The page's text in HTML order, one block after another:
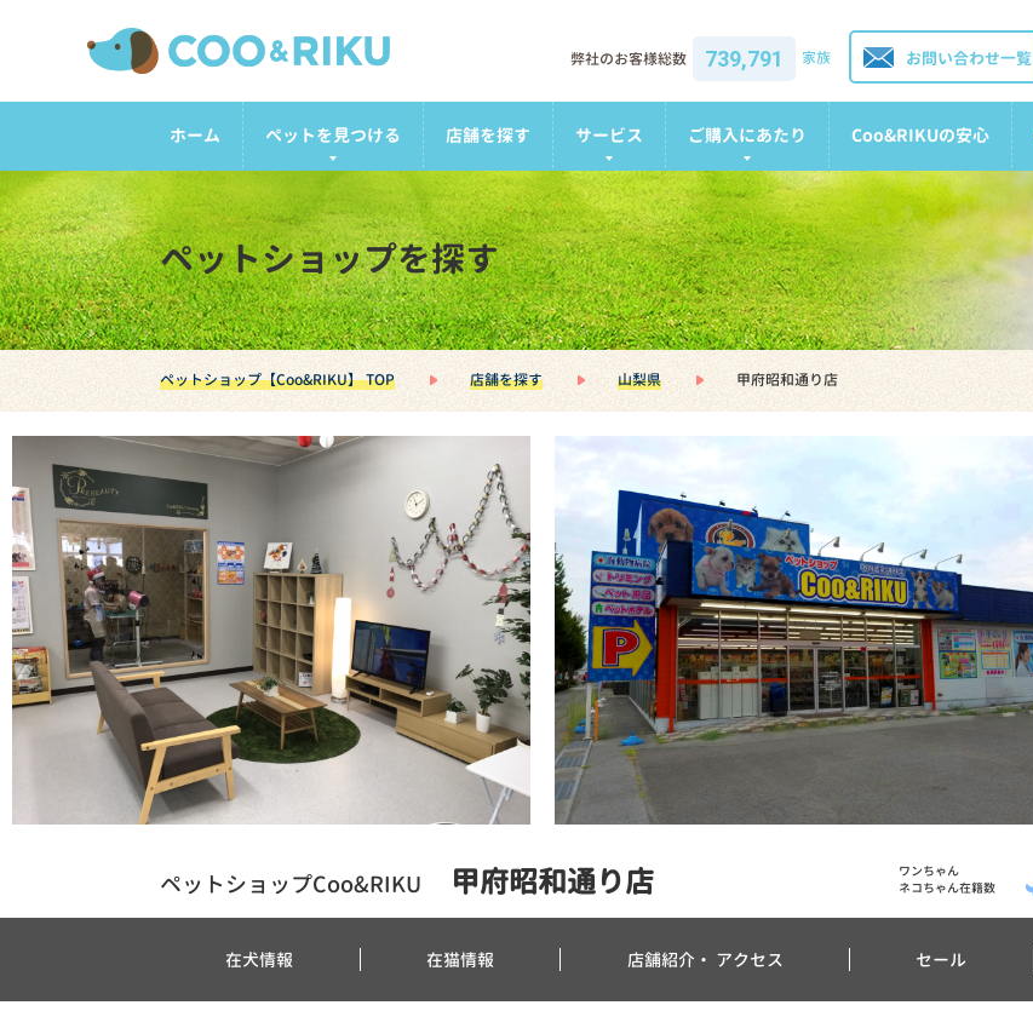
お問い合わせ一覧
弊社のお客様総数 739,791 家族
ホーム ペットを見つける 店舗を探す サービス ご購入にあたり Coo&RIKUの安心
ペットショップを探す
ペットショップ【Coo&RIKU】 TOP 店舗を探す 山梨県 甲府昭和通り店
ペットショップCoo&RIKU 甲府昭和通り店
ワンちゃん
ネコちゃん在籍数
在犬情報 在猫情報 店舗紹介・ アクセス セール